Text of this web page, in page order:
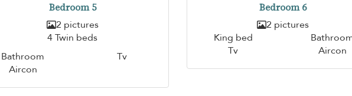
Bedroom 5
2 pictures
4 Twin beds
Bathroom
Tv
Aircon
Bedroom 6
2 pictures
King bed
Tv
Aircon